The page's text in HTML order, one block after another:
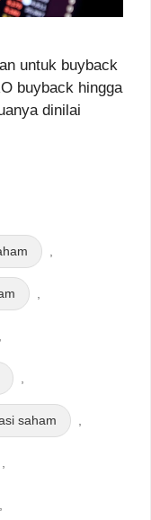
untuk buyback
buyback hingga
dinilai
saham